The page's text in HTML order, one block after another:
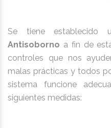
Se tiene establecido
Antisoborno a fin de
controles que nos
malas prácticas y todos
sistema funcione
siguientes medidas: